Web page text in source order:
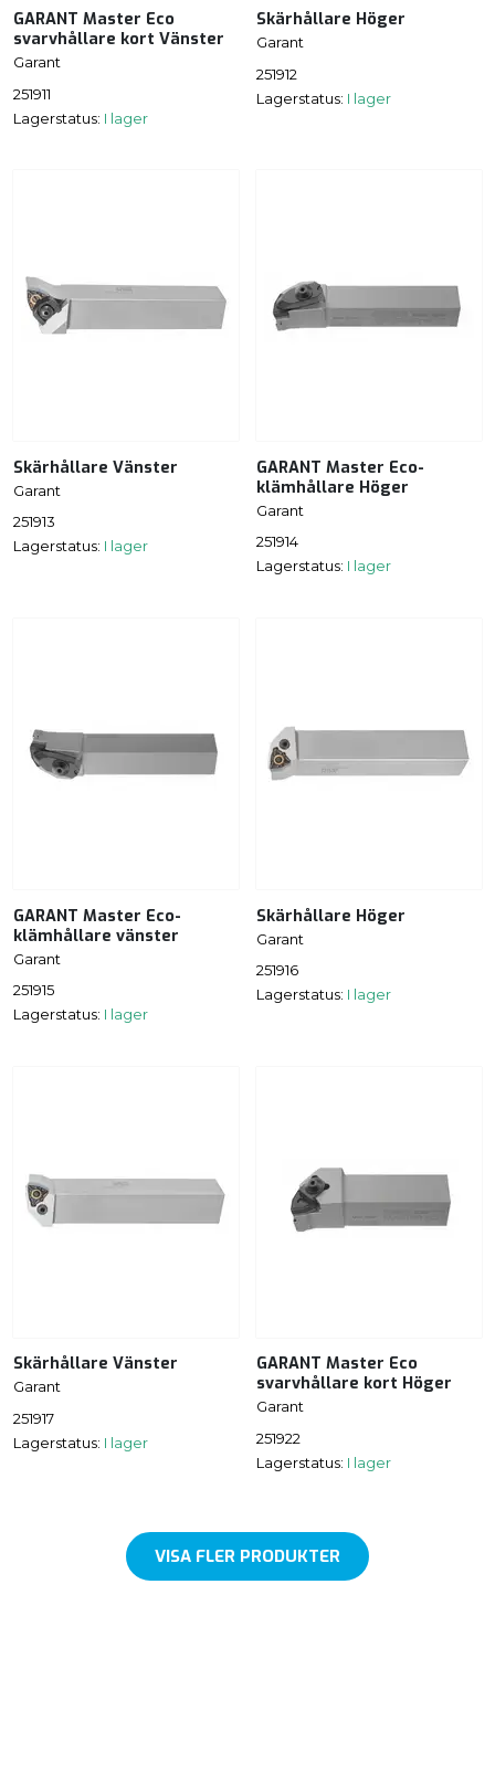
GARANT Master Eco
svarvhållare kort Vänster
Garant
251911
Lagerstatus: I lager
Skärhållare Höger
Garant
251912
Lagerstatus: I lager
Skärhållare Vänster
Garant
251913
Lagerstatus: I lager
GARANT Master Eco-
klämhållare Höger
Garant
251914
Lagerstatus: I lager
GARANT Master Eco-
klämhållare vänster
Garant
251915
Lagerstatus: I lager
Skärhållare Höger
Garant
251916
Lagerstatus: I lager
Skärhållare Vänster
Garant
251917
Lagerstatus: I lager
GARANT Master Eco
svarvhållare kort Höger
Garant
251922
Lagerstatus: I lager
VISA FLER PRODUKTER